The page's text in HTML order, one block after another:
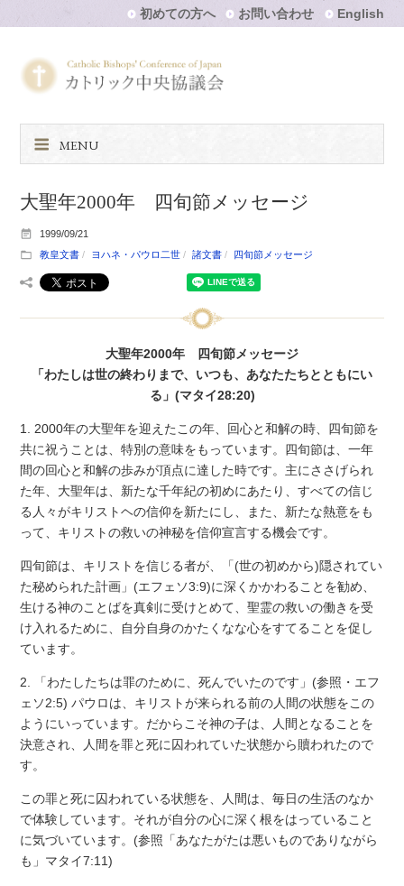
初めての方へ お問い合わせ English
MENU
大聖年2000年 四旬節メッセージ
1999/09/21
教皇文書
ヨハネ・パウロ二世 諸文書 四旬節メッセージ
大聖年2000年 四旬節メッセージ
「わたしは世の終わりまで、いつも、あなたたちとともにい
る」(マタイ28:20)
1. 2000年の大聖年を迎えたこの年、回心と和解の時、四旬節を
共に祝うことは、特別の意味をもっています。四旬節は、一年
間の回心と和解の歩みが頂点に達した時です。主にささげられ
た年、大聖年は、新たな千年紀の初めにあたり、すべての信じ
る人々がキリストヘの信仰を新たにし、また、新たな熱意をも
って、キリストの救いの神秘を信仰宣言する機会です。
四旬節は、キリストを信じる者が、「(世の初めから)隠されてい
た秘められた計画」(エフェソ3:9)に深くかかわることを勧め、
生ける神のことばを真剣に受けとめて、聖霊の救いの働きを受
け入れるために、自分自身のかたくなな心をすてることを促し
ています。
2. 「わたしたちは罪のために、死んでいたのです」(参照・エフ
ェソ2:5) パウロは、キリストが来られる前の人間の状態をこの
ようにいっています。だからこそ神の子は、人間となることを
決意され、人間を罪と死に囚われていた状態から贖われたので
す。
この罪と死に囚われている状態を、人間は、毎日の生活のなか
で体験しています。それが自分の心に深く根をはっていること
に気づいています。(参照「あなたがたは悪いものでありながら
も」マタイ7:11)